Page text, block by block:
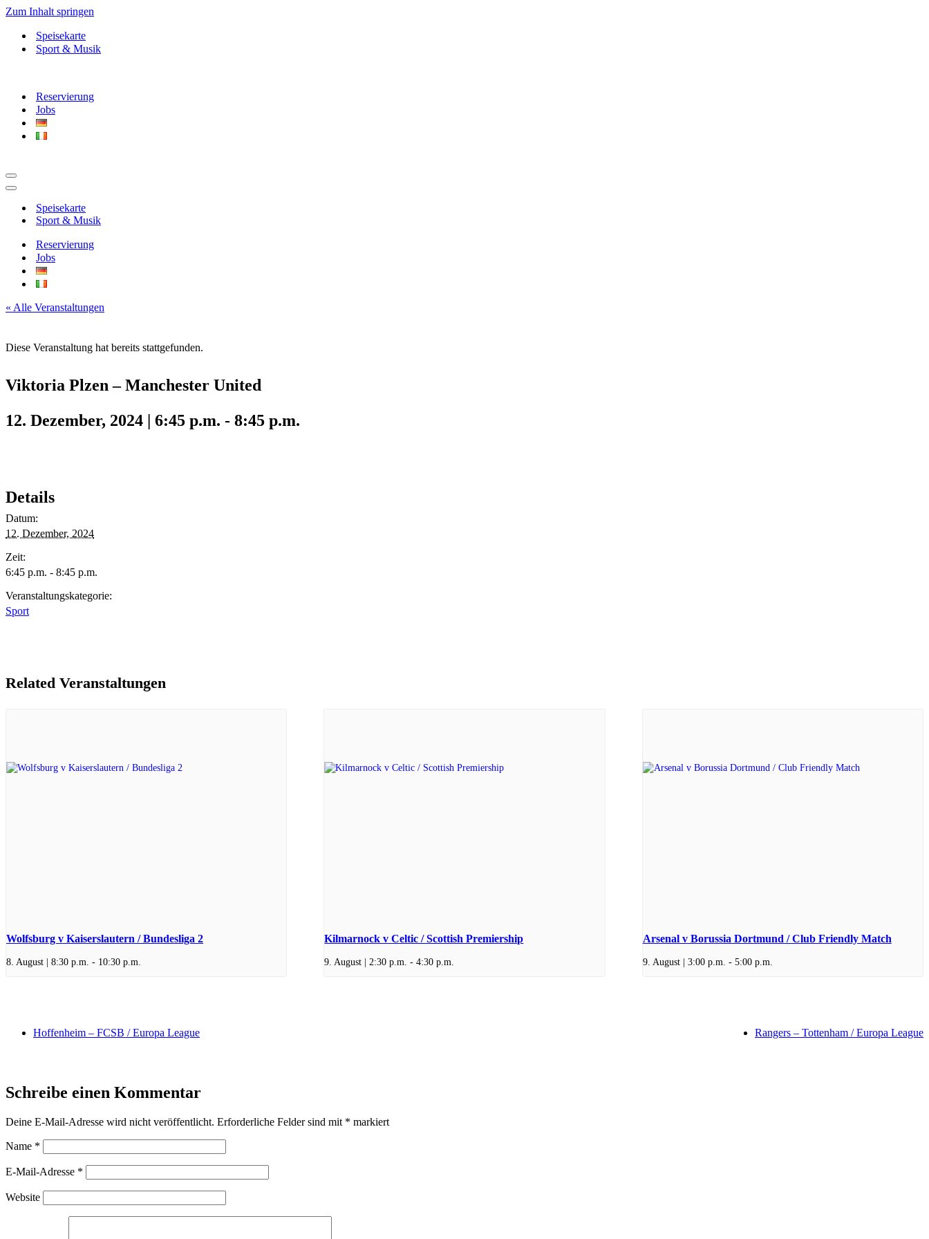
Zum Inhalt springen
Speisekarte
Sport & Musik
Reservierung
Jobs
Navigationsmenü
Navigationsmenü
Speisekarte
Sport & Musik
Reservierung
Jobs
« Alle Veranstaltungen
Diese Veranstaltung hat bereits stattgefunden.
Viktoria Plzen – Manchester United
12. Dezember, 2024 | 6:45 p.m. - 8:45 p.m.
Details
Datum:
12. Dezember, 2024
Zeit:
6:45 p.m. - 8:45 p.m.
Veranstaltungskategorie:
Sport
Related Veranstaltungen
Wolfsburg v Kaiserslautern / Bundesliga 2
8. August | 8:30 p.m. - 10:30 p.m.
Kilmarnock v Celtic / Scottish Premiership
9. August | 2:30 p.m. - 4:30 p.m.
Arsenal v Borussia Dortmund / Club Friendly Match
9. August | 3:00 p.m. - 5:00 p.m.
Hoffenheim – FCSB / Europa League Rangers – Tottenham / Europa League
Schreibe einen Kommentar
Deine E-Mail-Adresse wird nicht veröffentlicht. Erforderliche Felder sind mit * markiert
Name *
E-Mail-Adresse *
Website